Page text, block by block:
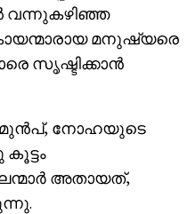
വന്നുകഴിഞ്ഞ
മനുഷ്യരെ
സൃഷ്ടിക്കാൻ
മുൻപ്, നോഹയുടെ
അതായത്,